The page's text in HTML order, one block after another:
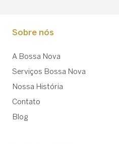
Sobre nós
A Bossa Nova
Serviços Bossa Nova
Nossa História
Contato
Blog